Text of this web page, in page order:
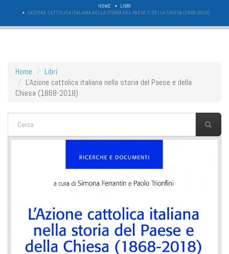
HOME
LIBRI
L'AZIONE CATTOLICA ITALIANA NELLA STORIA DEL PAESE E DELLA CHIESA (1868-2018)
Home
Libri
L'Azione cattolica italiana nella storia del Paese e della
Chiesa (1868-2018)
FORM DI RICERCA